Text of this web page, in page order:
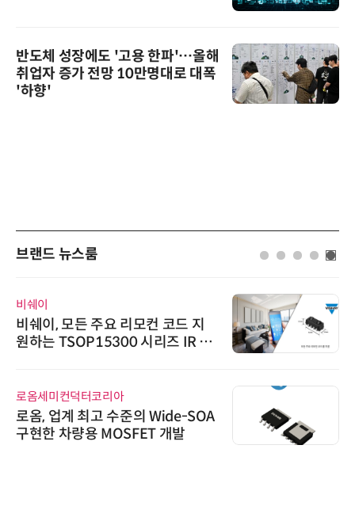
반도체 성장에도 '고용 한파'…올해
취업자 증가 전망 10만명대로 대폭
'하향'
브랜드 뉴스룸
비쉐이
비쉐이, 모든 주요 리모컨 코드 지
원하는 TSOP15300 시리즈 IR 수
로옴세미컨덕터코리아
로옴, 업계 최고 수준의 Wide-SOA
구현한 차량용 MOSFET 개발